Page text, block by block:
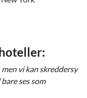
vi kan skreddersy
ses som